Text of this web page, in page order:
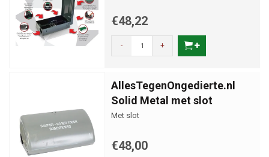
€48,22
- +
AllesTegenOngedierte.nl
Solid Metal met slot
Met slot
€48,00